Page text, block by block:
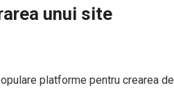
unui site
platforme pentru crearea de